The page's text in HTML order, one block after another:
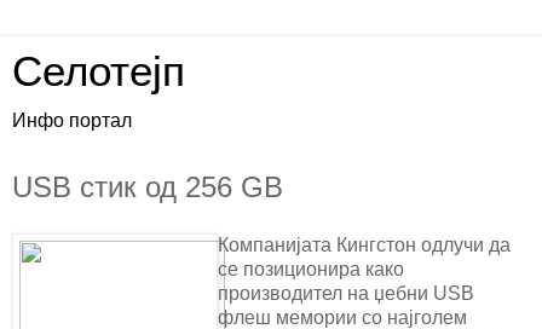
Селотејп
Инфо портал
USB стик од 256 GB
Компанијата Кингстон одлучи да
се позиционира како
производител на џебни USB
флеш мемории со најголем